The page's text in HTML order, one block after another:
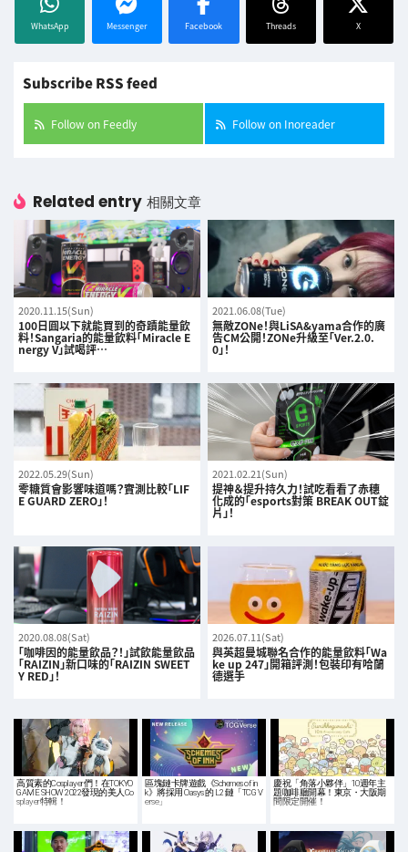
WhatsApp Messenger Facebook Threads X
Subscribe RSS feed
Follow on Feedly Follow on Inoreader
Related entry 相關文章
2020.11.15(Sun)
100日圓以下就能買到的奇蹟能量飲
料！Sangaria的能量飲料「Miracle E
nergy V」試喝評…
2021.06.08(Tue)
無敵ZONe！與LiSA&yama合作的廣
告CM公開！ZONe升級至「Ver.2.0.
0」！
2022.05.29(Sun)
零糖質會影響味道嗎？實測比較「LIF
E GUARD ZERO」！
2021.02.21(Sun)
提神＆提升持久力！試吃看看了赤穗
化成的「esports對策 BREAK OUT錠
片」！
2020.08.08(Sat)
「咖啡因的能量飲品？！」試飲能量飲品
「RAIZIN」新口味的「RAIZIN SWEET
Y RED」！
2026.07.11(Sat)
與英超曼城聯名合作的能量飲料「Wa
ke up 247」開箱評測！包裝印有哈蘭
德選手
高質素的Cosplayer們！在TOKYO
GAME SHOW 2022發現的美人Co
splayer特輯！
區塊鏈卡牌遊戲《Schemes of in
k》將採用 Oasys 的 L2 鏈「TCG V
erse」
慶祝「角落小夥伴」10週年主
題咖啡廳開幕！東京・大阪期
間限定開催！